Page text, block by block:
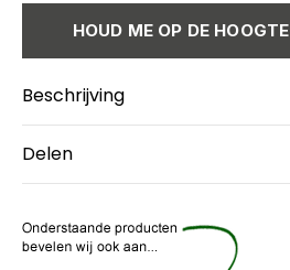
HOUD ME OP DE HOOGTE
Beschrijving
Delen